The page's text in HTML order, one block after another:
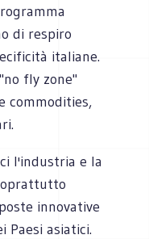
di respiro
italiane.
fly zone"
commodities,
l'industria e la
innovative
Paesi asiatici.